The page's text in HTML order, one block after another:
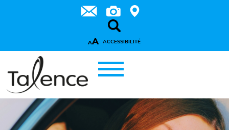
AA ACCESSIBILITÉ